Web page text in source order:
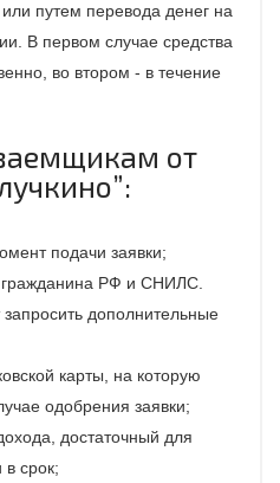
путем перевода денег на
В первом случае средства
во втором - в течение
от
подачи заявки;
РФ и СНИЛС.
дополнительные
карты, на которую
одобрения заявки;
достаточный для
срок;